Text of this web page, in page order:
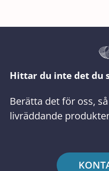
Hittar du inte det du
Berätta det för oss,
livräddande